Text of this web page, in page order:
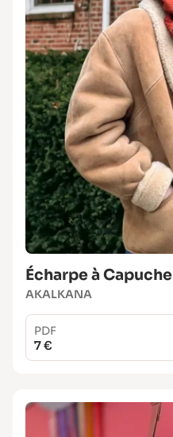
Écharpe à Capuche
AKALKANA
PDF
7 €